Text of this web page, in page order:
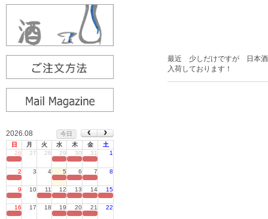
2026.08
今日
日
月 火 水 木 金
土
26
27 28 29 30 31 1
2 3 4 5 6 7 8
9 10 11 12 13 14 15
16 17 18 19 20 21 22
最近 少しだけですが 日本
入荷しております！